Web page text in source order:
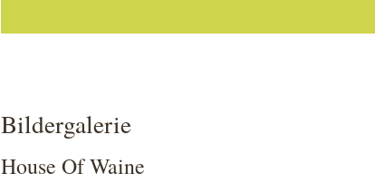
Bildergalerie
House Of Waine